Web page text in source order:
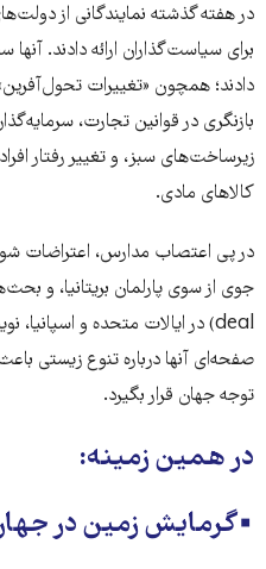
در هفته گذشته نمایندگانی از
برای سیاست‌گذاران ارائه دادند. آنها
دادند؛ همچون «تغییرات
بازنگری در قوانین تجارت،
زیرساخت‌های سبز، و تغییر رفتار
کالاهای مادی.
در پی اعتصاب مدارس، اعتراضات
صفحه‌ای آنها درباره تنوع زیستی
توجه جهان قرار بگیرد.
در همین زمینه:
▪️گرمایش زمین در